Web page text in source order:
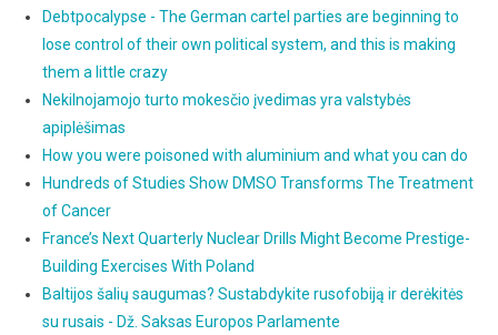
Debtpocalypse - The German cartel parties are beginning to
lose control of their own political system, and this is making
them a little crazy
Nekilnojamojo turto mokesčio įvedimas yra valstybės
apiplėšimas
How you were poisoned with aluminium and what you can do
Hundreds of Studies Show DMSO Transforms The Treatment
of Cancer
France’s Next Quarterly Nuclear Drills Might Become Prestige-
Building Exercises With Poland
Baltijos šalių saugumas? Sustabdykite rusofobiją ir derėkitės
su rusais - Dž. Saksas Europos Parlamente